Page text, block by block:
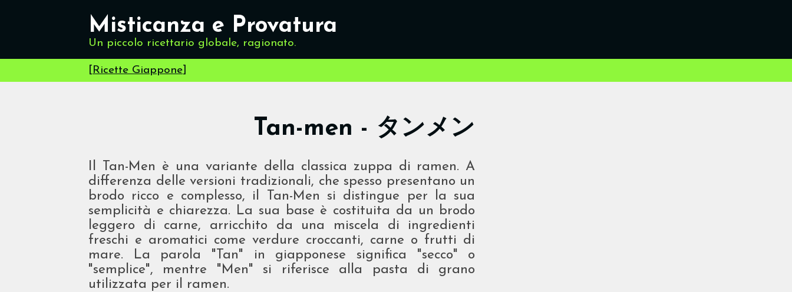
Misticanza e Provatura
Un piccolo ricettario globale, ragionato.
[Ricette Giappone]
Tan-men - タンメン
Il Tan-Men è una variante della classica zuppa di ramen. A
differenza delle versioni tradizionali, che spesso presentano un
brodo ricco e complesso, il Tan-Men si distingue per la sua
semplicità e chiarezza. La sua base è costituita da un brodo
leggero di carne, arricchito da una miscela di ingredienti
freschi e aromatici come verdure croccanti, carne o frutti di
mare. La parola "Tan" in giapponese significa "secco" o
"semplice", mentre "Men" si riferisce alla pasta di grano
utilizzata per il ramen.